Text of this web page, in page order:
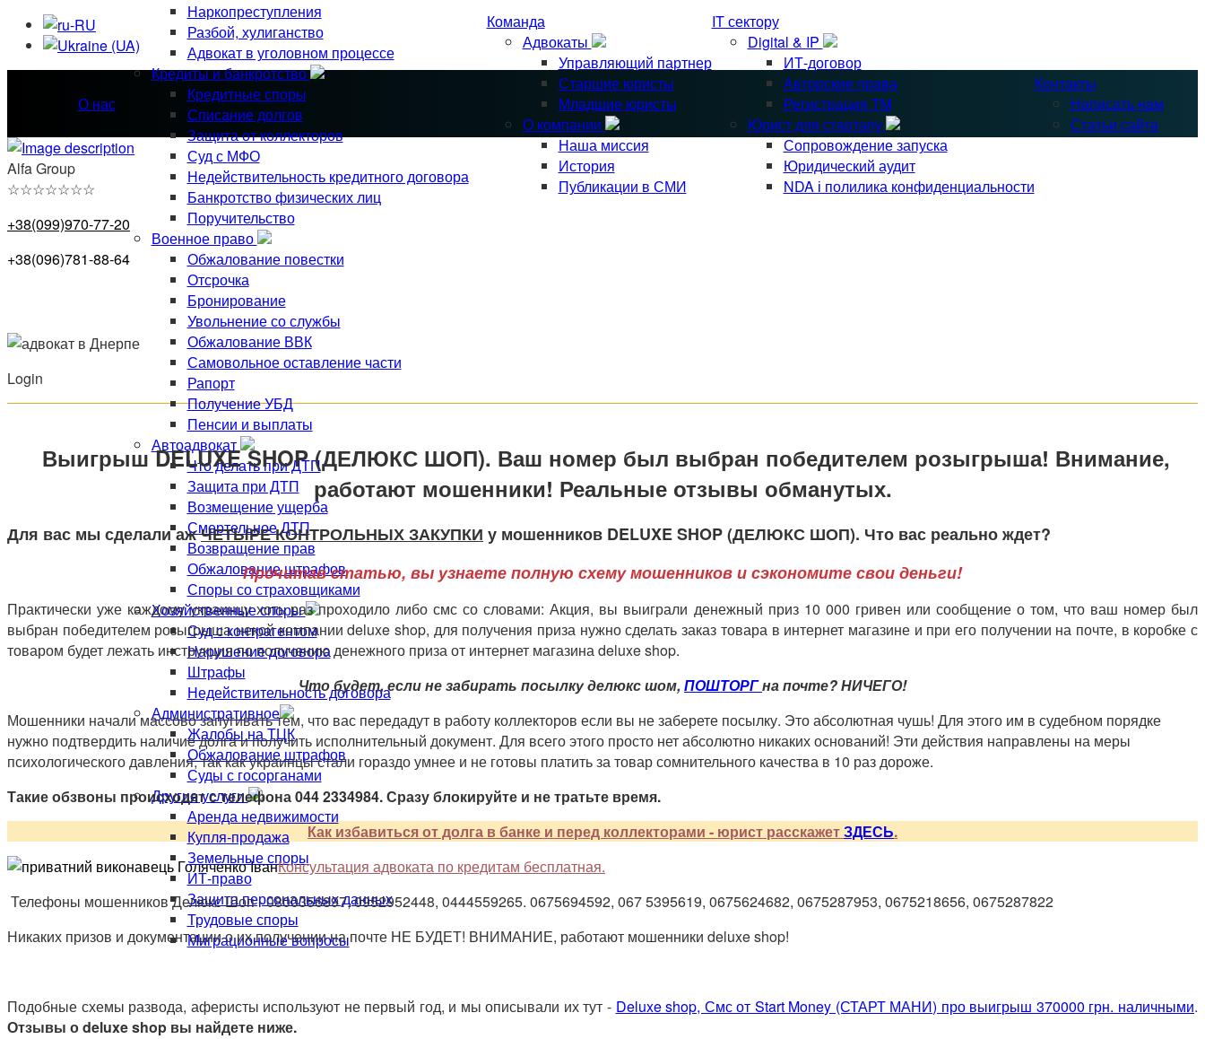
О нас
Наркопреступления
Разбой, хулиганство
Адвокат в уголовном процессе
Кредиты и банкротство
Кредитные споры
Списание долгов
Защита от коллекторов
Суд с МФО
Недействительность кредитного договора
Банкротство физических лиц
Поручительство
Военное право
Обжалование повестки
Отсрочка
Бронирование
Увольнение со службы
Обжалование ВВК
Самовольное оставление части
Рапорт
Получение УБД
Пенсии и выплаты
Автоадвокат
Что делать при ДТП
Защита при ДТП
Возмещение ущерба
Смертельное ДТП
Возвращение прав
Обжалование штрафов
Споры со страховщиками
Хозяйственные споры
Суд с контрагентом
Нарушение договора
Штрафы
Недействительность договора
Административное
Жалобы на ТЦК
Обжалование штрафов
Суды с госорганами
Другие услуги
Аренда недвижимости
Купля-продажа
Земельные споры
ИТ-право
Защита персональных данных
Трудовые споры
Миграционные вопросы
Команда
Адвокаты
Управляющий партнер
Старшие юристы
Младшие юристы
О компании
Наша миссия
История
Публикации в СМИ
IT сектору
Digital & IP
ИТ-договор
Авторские права
Регистрация ТМ
Юрист для стартапу
Сопровождение запуска
Юридический аудит
NDA і полилика конфиденциальности
Контакты
Написать нам
Статьи сайта
Alfa Group
☆☆☆☆☆☆☆
+38(099)970-77-20
+38(096)781-88-64
Login
Выигрыш DELUXE SHOP (ДЕЛЮКС ШОП). Ваш номер был выбран победителем розыгрыша! Внимание,
работают мошенники! Реальные отзывы обманутых.
Для вас мы сделали ажЧЕТЫРЕ КОНТРОЛЬНЫХ ЗАКУПКИ у мошенников DELUXE SHOP (ДЕЛЮКС ШОП). Что вас реально ждет?
Прочитав статью, вы узнаете полную схему мошенников и сэкономите свои деньги!
Практически уже каждому украинцу хоть раз проходило либо смс со словами: Акция, вы выиграли денежный приз 10 000 гривен или сообщение о том, что ваш номер был
выбран победителем розыгрыша некой компании deluxe shop, для получения приза нужно сделать заказ товара в интернет магазине и при его получении на почте, в коробке с
товаром будет лежать инструкция по получению денежного приза от интернет магазина deluxe shop.
Что будет, если не забирать посылку делюкс шом, ПОШТОРГна почте? НИЧЕГО!
Мошенники начали массово запугивать тем, что вас передадут в работу коллекторов если вы не заберете посылку. Это абсолютная чушь! Для этого им в судебном порядке
нужно подтвердить наличие долга и получить исполнительный документ. Для всего этого просто нет абсолютно никаких оснований! Эти действия направлены на меры
психологического давления, так как украинцы стали гораздо умнее и не готовы платить за товар сомнительного качества в 10 раз дороже.
Такие обзвоны происходят с телефона 044 2334984. Сразу блокируйте и не тратьте время.
Как избавиться от долга в банке и перед коллекторами - юрист расскажетЗДЕСЬ.
Консультация адвоката по кредитам бесплатная.
Телефоны мошенников Делюкс Шоп - 0800356897, 0952952448, 0444559265. 0675694592, 067 5395619, 0675624682, 0675287953, 0675218656, 0675287822
Никаких призов и документации о их получении на почте НЕ БУДЕТ! ВНИМАНИЕ, работают мошенники deluxe shop!
Подобные схемы развода, аферисты используют не первый год, и мы описывали их тут - Deluxe shop, Смс от Start Money (СТАРТ МАНИ) про выигрыш 370000 грн. наличными.
Отзывы о deluxe shop вы найдете ниже.